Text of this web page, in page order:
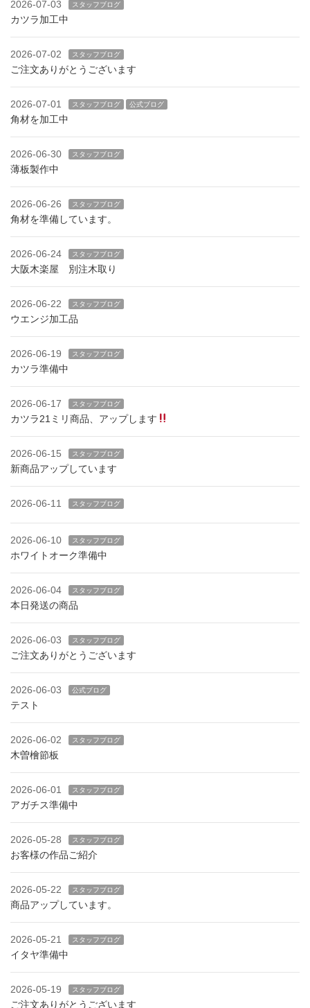
2026-07-03 スタッフブログ
カツラ加工中
2026-07-02 スタッフブログ
ご注文ありがとうございます
2026-07-01 スタッフブログ 公式ブログ
角材を加工中
2026-06-30 スタッフブログ
薄板製作中
2026-06-26 スタッフブログ
角材を準備しています。
2026-06-24 スタッフブログ
大阪木楽屋 別注木取り
2026-06-22 スタッフブログ
ウエンジ加工品
2026-06-19 スタッフブログ
カツラ準備中
2026-06-17 スタッフブログ
カツラ21ミリ商品、アップします
2026-06-15 スタッフブログ
新商品アップしています
2026-06-11 スタッフブログ
2026-06-10 スタッフブログ
ホワイトオーク準備中
2026-06-04 スタッフブログ
本日発送の商品
2026-06-03 スタッフブログ
ご注文ありがとうございます
2026-06-03 公式ブログ
テスト
2026-06-02 スタッフブログ
木曽檜節板
2026-06-01 スタッフブログ
アガチス準備中
2026-05-28 スタッフブログ
お客様の作品ご紹介
2026-05-22 スタッフブログ
商品アップしています。
2026-05-21 スタッフブログ
イタヤ準備中
2026-05-19 スタッフブログ
ご注文ありがとうございます